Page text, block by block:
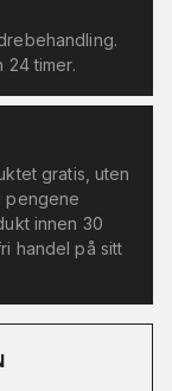
24 timer.
gratis, uten
pengene
innen 30
handel på sitt